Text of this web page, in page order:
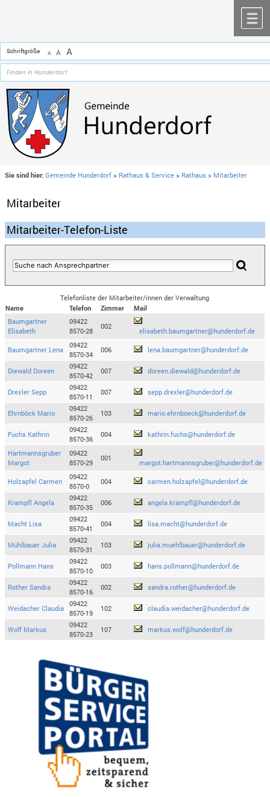
Schriftgröße A A A
Sie sind hier: Gemeinde Hunderdorf > Rathaus & Service > Rathaus > Mitarbeiter
Mitarbeiter
Mitarbeiter-Telefon-Liste
Telefonliste der Mitarbeiter/innen der Verwaltung
Name
Telefon Zimmer
Mail
Baumgartner
Elisabeth
09422
8570-28
002
elisabeth.baumgartner@hunderdorf.de
Baumgartner Lena
09422
8570-34
006 lena.baumgartner@hunderdorf.de
Diewald Doreen
09422
8570-42
007 doreen.diewald@hunderdorf.de
Drexler Sepp
09422
8570-11
007 sepp.drexler@hunderdorf.de
Ehrnböck Mario
09422
8570-26
103 mario.ehrnboeck@hunderdorf.de
Fuchs Kathrin
09422
8570-36
004 kathrin.fuchs@hunderdorf.de
Hartmannsgruber
Margot
09422
8570-29
001
margot.hartmannsgruber@hunderdorf.de
Holzapfel Carmen
09422
8570-0
004 carmen.holzapfel@hunderdorf.de
Krampfl Angela
09422
8570-35
006 angela.krampfl@hunderdorf.de
Macht Lisa
09422
8570-41
004 lisa.macht@hunderdorf.de
Mühlbauer Julia
09422
8570-31
103 julia.muehlbauer@hunderdorf.de
Pollmann Hans
09422
8570-10
003 hans.pollmann@hunderdorf.de
Rother Sandra
09422
8570-16
002 sandra.rother@hunderdorf.de
Weidacher Claudia
09422
8570-19
102 claudia.weidacher@hunderdorf.de
Wolf Markus
09422
8570-23
107 markus.wolf@hunderdorf.de